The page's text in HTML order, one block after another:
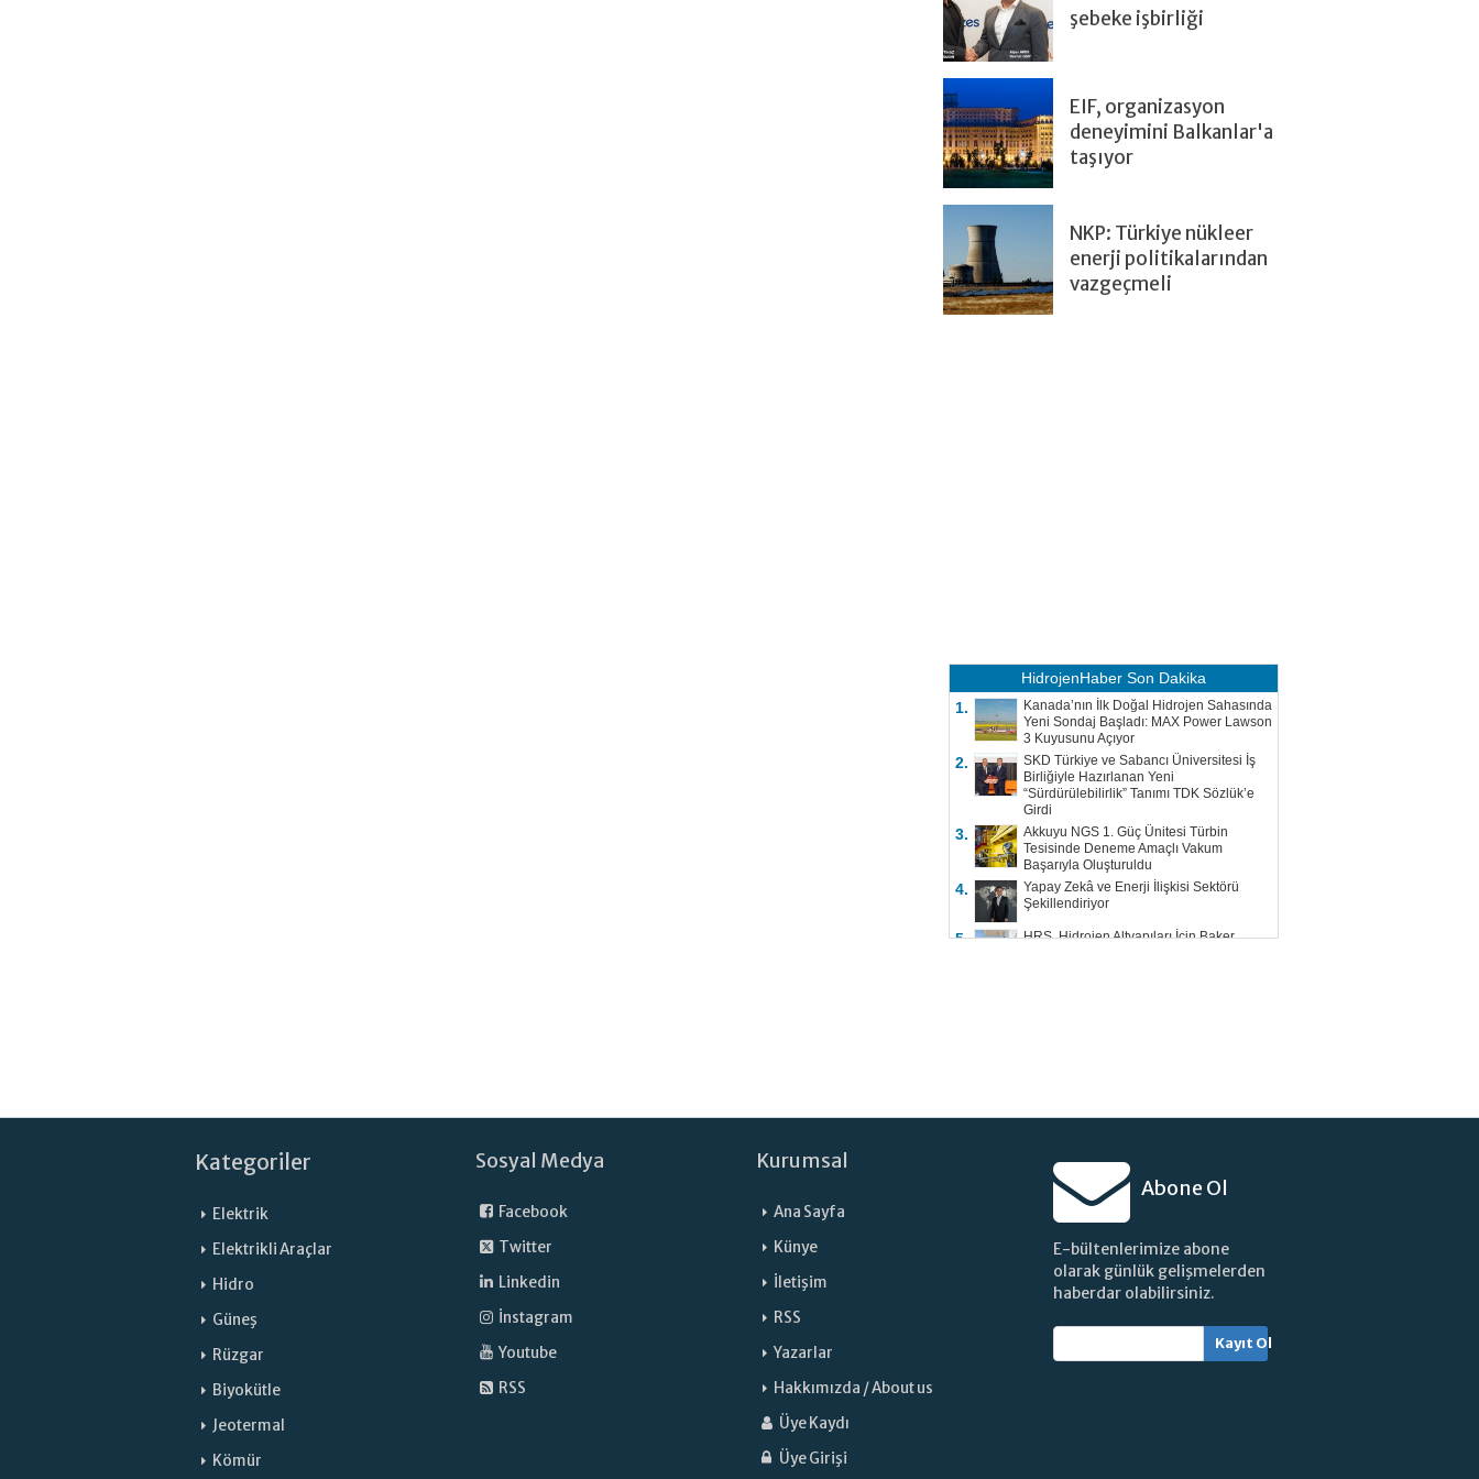
şebeke işbirliği
EIF, organizasyon
deneyimini Balkanlar'a
taşıyor
NKP: Türkiye nükleer
enerji politikalarından
vazgeçmeli
HidrojenHaber Son Dakika
1.
Kanada’nın İlk Doğal Hidrojen Sahasında
Yeni Sondaj Başladı: MAX Power Lawson
3 Kuyusunu Açıyor
2.
SKD Türkiye ve Sabancı Üniversitesi İş
Birliğiyle Hazırlanan Yeni
“Sürdürülebilirlik” Tanımı TDK Sözlük’e
Girdi
3.
Akkuyu NGS 1. Güç Ünitesi Türbin
Tesisinde Deneme Amaçlı Vakum
Başarıyla Oluşturuldu
4.
Yapay Zekâ ve Enerji İlişkisi Sektörü
Şekillendiriyor
5.
HRS, Hidrojen Altyapıları İçin Baker
Kategoriler
Elektrik
Elektrikli Araçlar
Hidro
Güneş
Rüzgar
Biyokütle
Jeotermal
Kömür
Sosyal Medya
Facebook
Twitter
Linkedin
İnstagram
Youtube
RSS
Kurumsal
Ana Sayfa
Künye
İletişim
RSS
Yazarlar
Hakkımızda / About us
Üye Kaydı
Üye Girişi
Abone Ol
E-bültenlerimize abone
olarak günlük gelişmelerden
haberdar olabilirsiniz.
Kayıt Ol